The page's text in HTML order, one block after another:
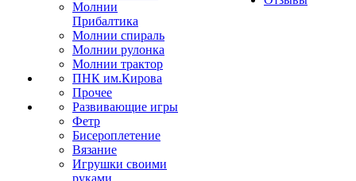
Молнии
Прибалтика
Молнии спираль
Молнии рулонка
Молнии трактор
ПНК им.Кирова
Прочее
Развивающие игры
Фетр
Бисероплетение
Вязание
Игрушки своими
руками